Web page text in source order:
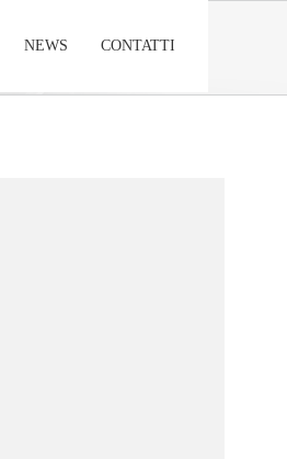
NEWS CONTATTI
Home / Stakeholder Engagement